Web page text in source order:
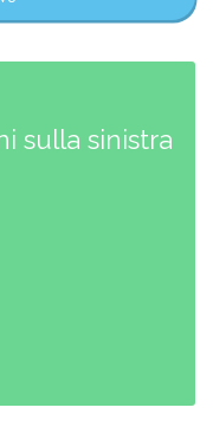
sulla sinistra